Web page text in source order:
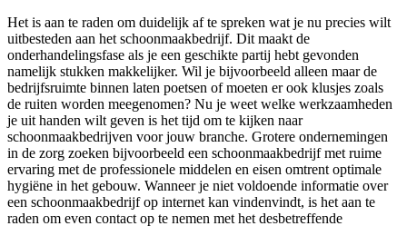
Het is aan te raden om duidelijk af te spreken wat je nu precies wilt
uitbesteden aan het schoonmaakbedrijf. Dit maakt de
onderhandelingsfase als je een geschikte partij hebt gevonden
namelijk stukken makkelijker. Wil je bijvoorbeeld alleen maar de
bedrijfsruimte binnen laten poetsen of moeten er ook klusjes zoals
de ruiten worden meegenomen? Nu je weet welke werkzaamheden
je uit handen wilt geven is het tijd om te kijken naar
schoonmaakbedrijven voor jouw branche. Grotere ondernemingen
in de zorg zoeken bijvoorbeeld een schoonmaakbedrijf met ruime
ervaring met de professionele middelen en eisen omtrent optimale
hygiëne in het gebouw. Wanneer je niet voldoende informatie over
een schoonmaakbedrijf op internet kan vindenvindt, is het aan te
raden om even contact op te nemen met het desbetreffende